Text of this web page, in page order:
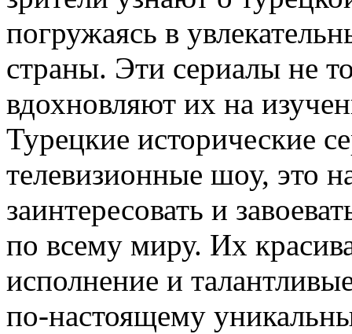
погружаясь в
страны. Эти сериалы не
вдохновляют их на
Турецкие исторические
телевизионные шоу, это
заинтересовать и
по всему миру. Их
исполнение и
по-настоящему